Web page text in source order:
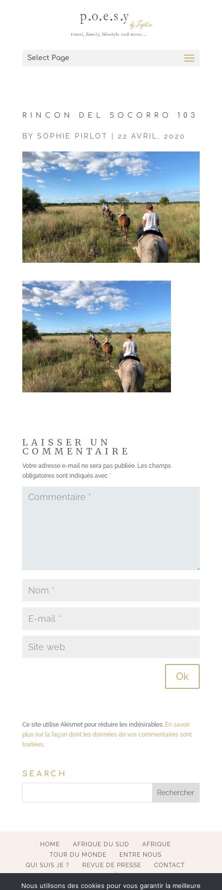
Select Page
RINCON DEL SOCORRO 103
BY SOPHIE PIRLOT 22 AVRIL, 2020
LAISSER UN
COMMENTAIRE
Votre adresse e-mail ne sera pas publiée. Les champs
obligatoires sont indiqués avec *
Ce site utilise Akismet pour réduire les indésirables. En savoir
plus sur la façon dont les données de vos commentaires sont
traitées.
SEARCH
HOME AFRIQUE DU SUD
AFRIQUE
TOUR DU MONDE
ENTRE NOUS
QUI SUIS JE ?
REVUE DE PRESSE
CONTACT
Nous utilisons des cookies pour vous garantir la meilleure